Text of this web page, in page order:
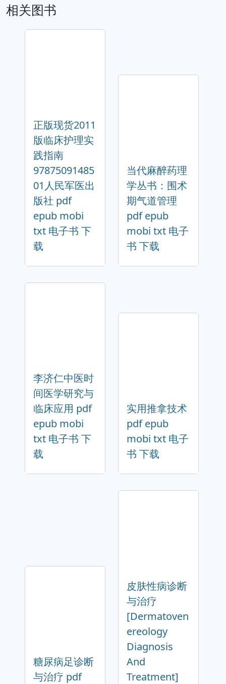
相关图书
正版现货2011
版临床护理实
践指南
97875091485
01人民军医出
版社 pdf
epub mobi
txt 电子书 下
载
当代麻醉药理
学丛书：围术
期气道管理
pdf epub
mobi txt 电子
书 下载
李济仁中医时
间医学研究与
临床应用 pdf
epub mobi
txt 电子书 下
载
实用推拿技术
pdf epub
mobi txt 电子
书 下载
糖尿病足诊断
与治疗 pdf
皮肤性病诊断
与治疗
[Dermatoven
ereology
Diagnosis
And
Treatment]